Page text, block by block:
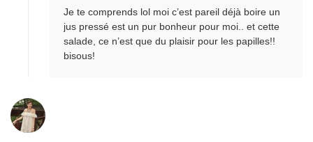
Je te comprends lol moi c’est pareil déjà boire un
jus pressé est un pur bonheur pour moi.. et cette
salade, ce n’est que du plaisir pour les papilles!!
bisous!